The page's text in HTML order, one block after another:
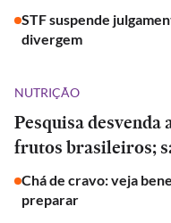
STF suspende
divergem
NUTRIÇÃO
Pesquisa
frutos brasileiros;
Chá de cravo: veja
preparar